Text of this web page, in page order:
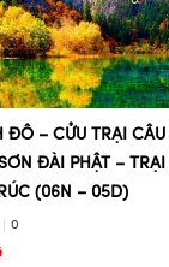
ĐÔ – CỬU TRẠI CÂU
ĐÀI PHẬT – TRẠI
(06N – 05D)
0